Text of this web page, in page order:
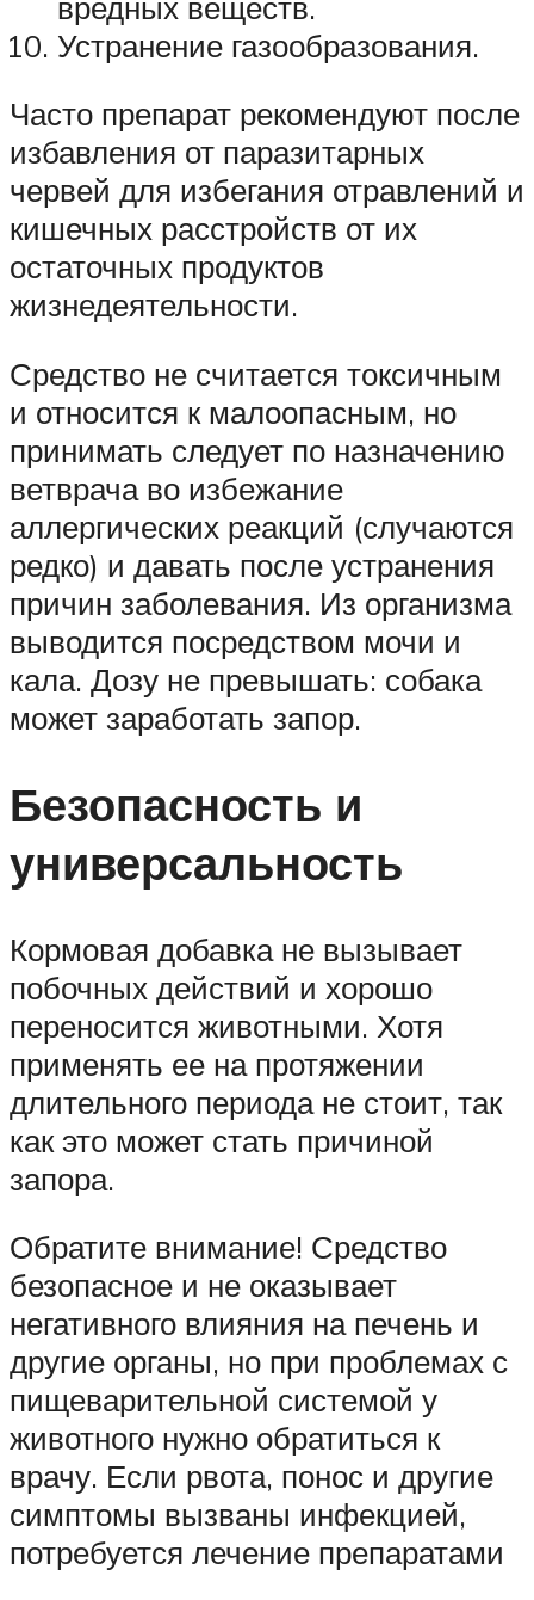
Устранение газообразования.
Часто препарат рекомендуют после
избавления от паразитарных
червей для избегания отравлений и
кишечных расстройств от их
остаточных продуктов
жизнедеятельности.
Средство не считается токсичным
и относится к малоопасным, но
принимать следует по назначению
ветврача во избежание
аллергических реакций (случаются
редко) и давать после устранения
причин заболевания. Из организма
выводится посредством мочи и
кала. Дозу не превышать: собака
может заработать запор.
Безопасность и
универсальность
Кормовая добавка не вызывает
побочных действий и хорошо
переносится животными. Хотя
применять ее на протяжении
длительного периода не стоит, так
как это может стать причиной
запора.
Обратите внимание! Средство
безопасное и не оказывает
негативного влияния на печень и
другие органы, но при проблемах с
пищеварительной системой у
животного нужно обратиться к
врачу. Если рвота, понос и другие
симптомы вызваны инфекцией,
потребуется лечение препаратами